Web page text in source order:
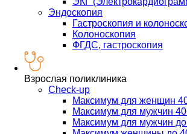
Эндоскопия
Гастроскопия и
Колоноскопия
ФГДС, гастроскопия
Взрослая поликлиника
Check-up
Максимум для женщин
Максимум для мужчин
Максимум для мужчин